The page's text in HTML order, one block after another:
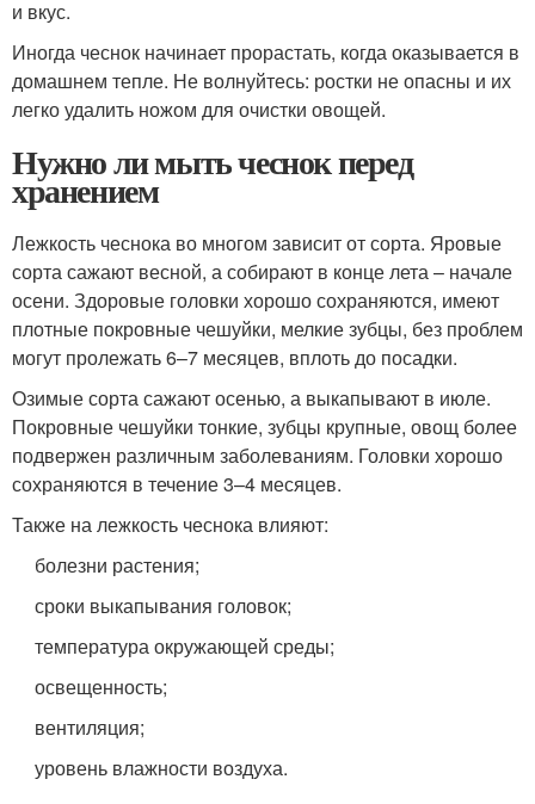
и вкус.
Иногда чеснок начинает прорастать, когда оказывается в
домашнем тепле. Не волнуйтесь: ростки не опасны и их
легко удалить ножом для очистки овощей.
Нужно ли мыть чеснок перед
хранением
Лежкость чеснока во многом зависит от сорта. Яровые
сорта сажают весной, а собирают в конце лета – начале
осени. Здоровые головки хорошо сохраняются, имеют
плотные покровные чешуйки, мелкие зубцы, без проблем
могут пролежать 6–7 месяцев, вплоть до посадки.
Озимые сорта сажают осенью, а выкапывают в июле.
Покровные чешуйки тонкие, зубцы крупные, овощ более
подвержен различным заболеваниям. Головки хорошо
сохраняются в течение 3–4 месяцев.
Также на лежкость чеснока влияют:
болезни растения;
сроки выкапывания головок;
температура окружающей среды;
освещенность;
вентиляция;
уровень влажности воздуха.